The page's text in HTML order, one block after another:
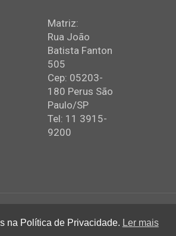
Matriz:
Rua João
Batista Fanton
505
Cep: 05203-
180 Perus São
Paulo/SP
Tel: 11 3915-
9200
na Política de Privacidade. Ler mais